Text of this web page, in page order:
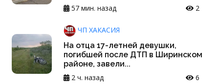
57 мин. назад
2
ЧП ХАКАСИЯ
На отца 17-летней девушки,
погибшей после ДТП в Ширинском
районе, завели...
2 ч. назад
6